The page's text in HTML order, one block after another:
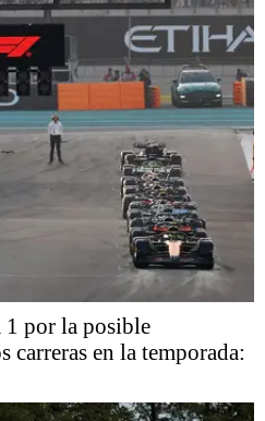
1 por la posible
carreras en la temporada: